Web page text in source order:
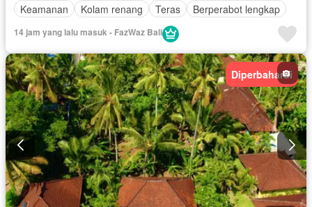
Keamanan
Kolam renang Teras Berperabot lengkap
14 jam yang lalu masuk - FazWaz Bali
Diperbaharui